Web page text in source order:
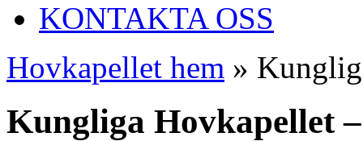
KONTAKTA OSS
Hovkapellet hem »
Kungliga Hovkapellet